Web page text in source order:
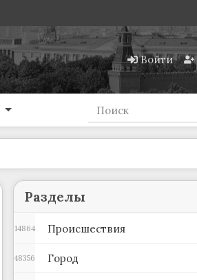
Войти
Разделы
Происшествия
14864
Город
48356